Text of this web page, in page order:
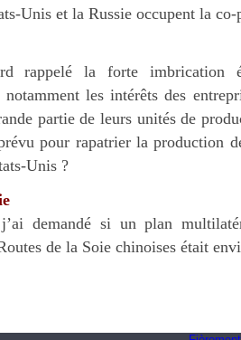
Unis et la Russie occupent la co-
rappelé la forte imbrication
notamment les intérêts des
partie de leurs unités de
pour rapatrier la production
Unis ?
demandé si un plan
de la Soie chinoises était